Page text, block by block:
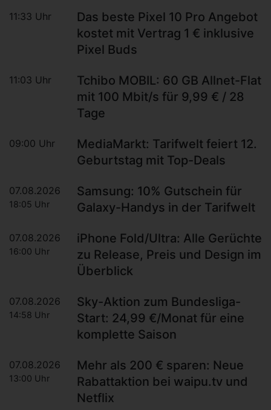
11:33 Uhr
Das beste Pixel 10 Pro Angebot
kostet mit Vertrag 1 € inklusive
Pixel Buds
11:03 Uhr
Tchibo MOBIL: 60 GB Allnet-Flat
mit 100 Mbit/s für 9,99 € / 28
Tage
09:00 Uhr
MediaMarkt: Tarifwelt feiert 12.
Geburtstag mit Top-Deals
07.08.2026
18:05 Uhr
Samsung: 10% Gutschein für
Galaxy-Handys in der Tarifwelt
07.08.2026
16:00 Uhr
iPhone Fold/Ultra: Alle Gerüchte
zu Release, Preis und Design im
Überblick
07.08.2026
14:58 Uhr
Sky-Aktion zum Bundesliga-
Start: 24,99 €/Monat für eine
komplette Saison
07.08.2026
13:00 Uhr
Mehr als 200 € sparen: Neue
Rabattaktion bei waipu.tv und
Netflix